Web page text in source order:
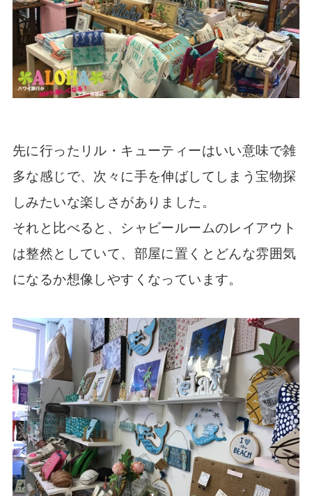
先に行ったリル・キューティーはいい意味で雑
多な感じで、次々に手を伸ばしてしまう宝物探
しみたいな楽しさがありました。
それと比べると、シャビールームのレイアウト
は整然としていて、部屋に置くとどんな雰囲気
になるか想像しやすくなっています。